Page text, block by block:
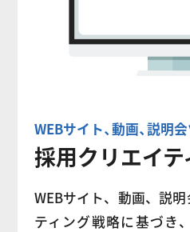
WEBサイト、動画、説明
採用クリエイ
WEBサイト、動画、説
ティング戦略に基づき